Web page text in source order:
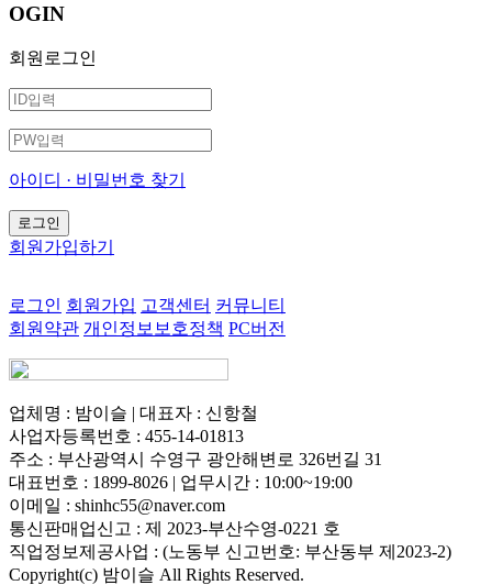
OGIN
회원로그인
아이디 · 비밀번호 찾기
회원가입하기
로그인 회원가입 고객센터 커뮤니티
회원약관 개인정보보호정책 PC버전
업체명 : 밤이슬 | 대표자 : 신항철
사업자등록번호 : 455-14-01813
주소 : 부산광역시 수영구 광안해변로 326번길 31
대표번호 : 1899-8026 | 업무시간 : 10:00~19:00
이메일 : shinhc55@naver.com
통신판매업신고 : 제 2023-부산수영-0221 호
직업정보제공사업 : (노동부 신고번호: 부산동부 제2023-2)
Copyright(c) 밤이슬 All Rights Reserved.